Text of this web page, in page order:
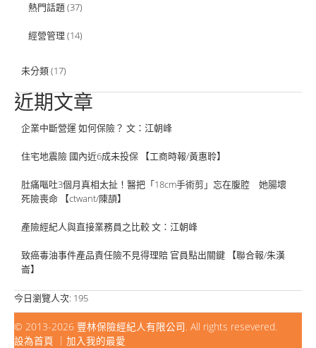
熱門話題(37)
經營管理 (14)
未分類(17)
近期文章
企業中斷營運 如何保險？ 文：江朝峰
住宅地震險 國內近6成未投保 【工商時報/黃惠聆】
肚痛嘔吐3個月真相太扯！醫把「18cm手術剪」忘在腹腔 她腸壞
死險喪命 【ctwant/陳頡】
產險經紀人與直接業務員之比較 文：江朝峰
致癌毒油事件產品責任險不見得理賠 官員點出關鍵 【聯合報/朱漢
崙】
今日瀏覽人次: 195
© 2013-2026 豐林保險經紀人有限公司. All rights resevered.
設為首頁 ｜ 加入我的最愛